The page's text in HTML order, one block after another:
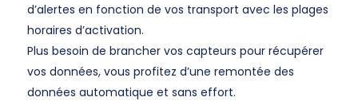
d’alertes en fonction de vos transport avec les plages
horaires d’activation.
Plus besoin de brancher vos capteurs pour récupérer
vos données, vous profitez d’une remontée des
données automatique et sans effort.